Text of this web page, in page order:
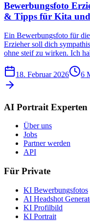
Bewerbungsfoto
& Tipps für Kita
Ein Bewerbungsfoto für
Erzieher soll dich
ohne steif zu wirken. Ich
18. Februar 2026 6
AI Portrait Experten
Über uns
Jobs
Partner werden
API
Für Private
KI Bewerbungsfotos
AI Headshot
KI Profilbild
KI Portrait